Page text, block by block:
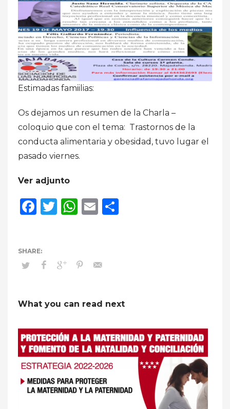
Estimadas famiilias:
Os dejamos un resumen de la Charla –
coloquio que con el tema: Trastornos de la
conducta alimentaria y obesidad, tuvo lugar el
pasado viernes.
Ver adjunto
Facebook
Twitter
WhatsApp
Email
What you can read next